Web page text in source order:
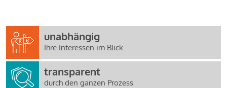
unabhängig
Ihre Interessen im Blick
transparent
durch den ganzen Prozess